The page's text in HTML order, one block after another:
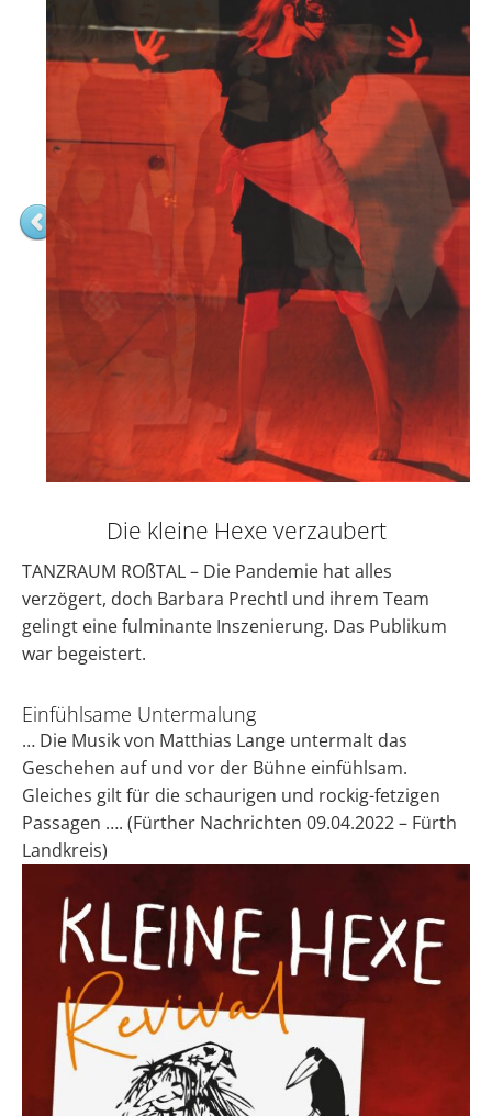
Die kleine Hexe verzaubert
TANZRAUM ROßTAL – Die Pandemie hat alles
verzögert, doch Barbara Prechtl und ihrem Team
gelingt eine fulminante Inszenierung. Das Publikum
war begeistert.
Einfühlsame Untermalung
… Die Musik von Matthias Lange untermalt das
Geschehen auf und vor der Bühne einfühlsam.
Gleiches gilt für die schaurigen und rockig-fetzigen
Passagen …. (Fürther Nachrichten 09.04.2022 – Fürth
Landkreis)